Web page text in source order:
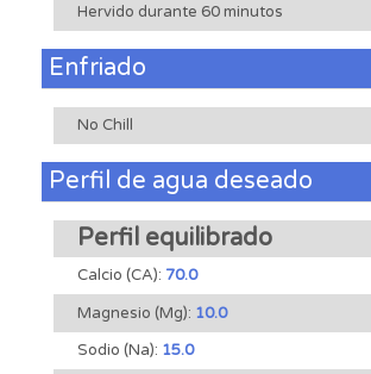
Hervido durante 60 minutos
Enfriado
No Chill
Perfil de agua deseado
Perfil equilibrado
Calcio (CA): 70.0
Magnesio (Mg): 10.0
Sodio (Na): 15.0